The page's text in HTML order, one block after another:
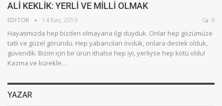
ALİ KEKLİK: YERLİ VE MİLLİ OLMAK
EDITOR 14 Kas, 2019 0
Hayatımızda hep bizden olmayana ilgi duyduk. Onlar hep gözümüze
tatlı ve güzel göründü. Hep yabancıları övdük, onlara destek olduk,
güvendik. Bizim için bir ürün ithalse hep iyi, yerliyse hep kötü oldu!
Kazma ve kürekle…
YAZAR